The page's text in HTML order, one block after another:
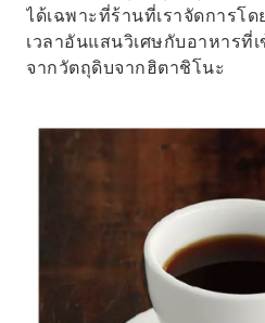
ได้เฉพาะที่ร้านที่เราจัดการโด
เวลาอันแสนวิเศษกับอาหารที่
จากวัตถุดิบจากฮิตาชิโนะ